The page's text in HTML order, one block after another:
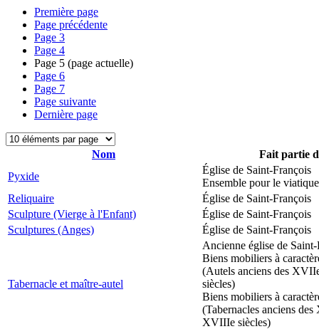
Première page
Page précédente
Page 3
Page 4
Page 5 (page actuelle)
Page 6
Page 7
Page suivante
Dernière page
Nom
Fait partie
Pyxide
Église de Saint-François
Ensemble pour le viatique
Reliquaire
Église de Saint-François
Sculpture (Vierge à l'Enfant)
Église de Saint-François
Sculptures (Anges)
Église de Saint-François
Tabernacle et maître-autel
Ancienne église de Saint-
Biens mobiliers à
(Autels anciens des
siècles)
Biens mobiliers à
(Tabernacles anciens
XVIIIe siècles)